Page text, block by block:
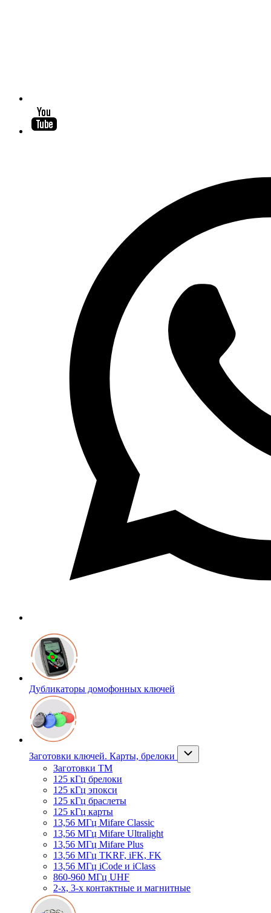
Дубликаторы домофонных ключей
Заготовки ключей. Карты, брелоки
Заготовки ТМ
125 кГц брелоки
125 кГц эпокси
125 кГц браслеты
125 кГц карты
13,56 МГц Mifare Classic
13,56 МГц Mifare Ultralight
13,56 МГц Mifare Plus
13,56 МГц TKRF, iFK, FK
13,56 МГц iCode и iClass
860-960 МГц UHF
2-х, 3-х контактные и магнитные